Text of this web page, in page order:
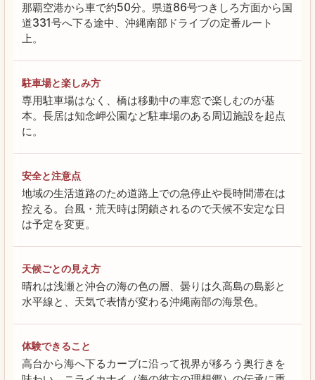
那覇空港から車で約50分。県道86号つきしろ方面から国
道331号へ下る途中、沖縄南部ドライブの定番ルート
上。
駐車場と楽しみ方
専用駐車場はなく、橋は移動中の車窓で楽しむのが基
本。長居は知念岬公園など駐車場のある周辺施設を起点
に。
安全と注意点
地域の生活道路のため道路上での急停止や長時間滞在は
控える。台風・荒天時は閉鎖されるので天候不安定な日
は予定を変更。
天候ごとの見え方
晴れは浅瀬と沖合の海の色の層、曇りは久高島の島影と
水平線と、天気で表情が変わる沖縄南部の海景色。
体験できること
高台から海へ下るカーブに沿って視界が移ろう奥行きを